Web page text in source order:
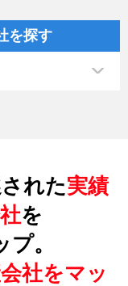
を探す
れた実績
を
。
社をマッ